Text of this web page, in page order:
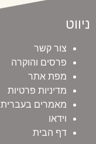
ניווט
צור קשר
פרסים והוקרה
מפת אתר
מדיניות פרטיות
מאמרים בעברית
וידאו
דף הבית